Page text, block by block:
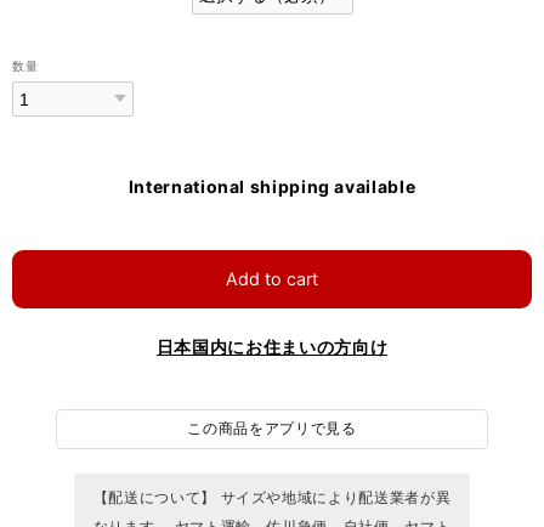
数量
International shipping available
Add to cart
日本国内にお住まいの方向け
この商品をアプリで見る
【配送について】 サイズや地域により配送業者が異